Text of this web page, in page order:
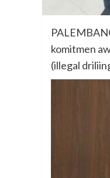
komitmen
(illegal